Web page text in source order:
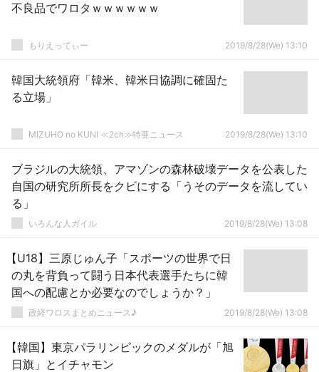
不良品でワロタｗｗｗｗｗｗ
もりえってぃー 2019/8/28(We) 13:10
韓国大統領府「韓米、韓米日協調に確固た
る立場」
MIZUHO no KUNI ≪2ch≫特亜ニュース 2019/8/28(We) 13:10
ブラジルの大統領、アマゾンの森林破壊データを公表した
自国の研究所所長をクビにする「うそのデータを流してい
る」
いろんな人ガイル 2019/8/28(We) 13:08
【U18】三原じゅん子「スポーツの世界で日
の丸を背負って闘う日本代表選手たちに韓
国への配慮とか必要なのでしょうか？」
政経ワロスまとめニュース♪ 2019/8/28(We) 13:08
【韓国】東京パラリンピックのメダルが「旭
日旗」とイチャモン